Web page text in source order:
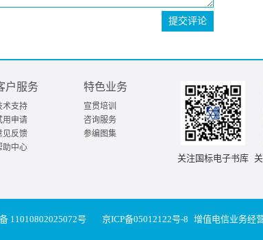
提交评论
户服务
术支持
用申请
见反馈
助中心
特色业务
宣贯培训
咨询服务
参编图集
关注国标电子书库
11010802025072号 京ICP备05012122号-8 增值电信业务经